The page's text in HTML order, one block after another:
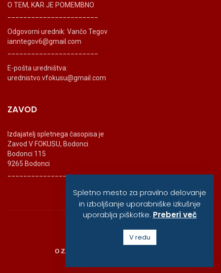
O TEM, KAR JE POMEMBNO
Odgovorni urednik: Vančo Tegov
ianntegov6@gmail.com
E-pošta uredništva:
urednistvo.vfokusu@gmail.com
ZAVOD
Izdajatelj spletnega časopisa je
Zavod V FOKUSU, Bodonci
Bodonci 115
9265 Bodonci
_______________________
© vfokusu, 2020
O ZAVODU
Spletno mesto za pravilno delovanje
in izboljšanje uporabniške izkušnje
uporablja piškotke. Preberi več
V redu